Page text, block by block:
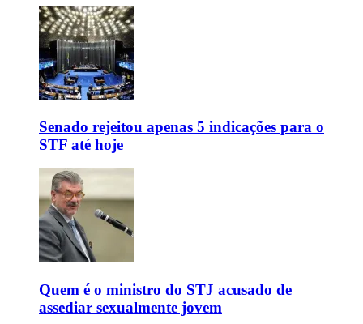
Senado rejeitou apenas 5 indicações para o
STF até hoje
Quem é o ministro do STJ acusado de
assediar sexualmente jovem